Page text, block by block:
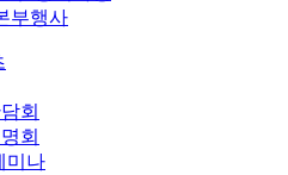
부행사
회
회
미나